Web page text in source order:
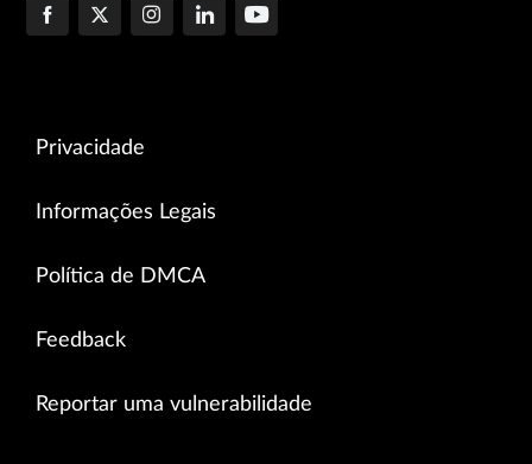
Privacidade
Informações Legais
Política de DMCA
Feedback
Reportar uma vulnerabilidade